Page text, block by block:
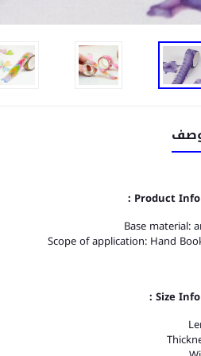
Product
Base material:
Scope of application: Hand
Size